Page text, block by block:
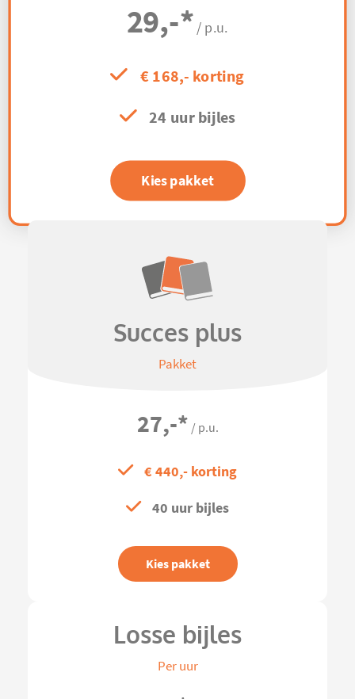
29,-* / p.u.
€ 168,- korting
24 uur bijles
Kies pakket
Succes plus
Pakket
27,-* / p.u.
€ 440,- korting
40 uur bijles
Kies pakket
Losse bijles
Per uur